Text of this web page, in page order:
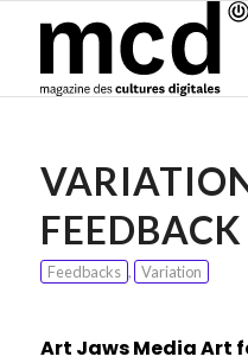
FEEDBACK
Feedbacks , Variation
Art Jaws Media Art